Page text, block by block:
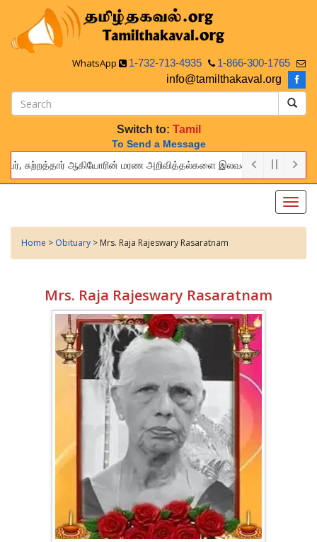
WhatsApp 1-732-713-4935
1-866-300-1765
info@tamilthakaval.org
Switch to: Tamil
To Send a Message
சுற்றத்தார் ஆகியோரின் மரண அறிவித்தல்களை இலவசமாக நாங்கள்
provide this service to announce the obituaries of your relatives
Home > Obituary > Mrs. Raja Rajeswary Rasaratnam
Mrs. Raja Rajeswary Rasaratnam